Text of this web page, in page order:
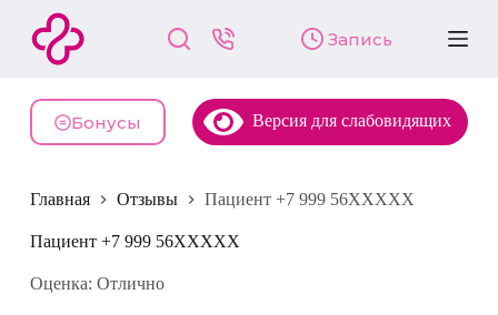
й
и
у
и
Запись
Бонусы Версия для слабовидящих
Главная Отзывы Пациент +7 999 56XXXXX
Пациент +7 999 56XXXXX
Оценка: Отлично